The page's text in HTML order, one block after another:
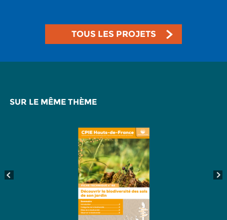
TOUS LES PROJETS
SUR LE MÊME THÈME